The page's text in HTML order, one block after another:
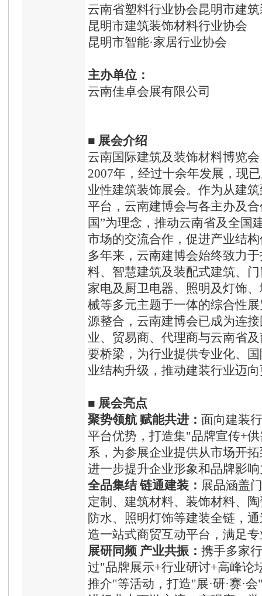
云南省塑料行业协会昆明市建
昆明市建筑装饰材料行业协会
昆明市智能·家居行业协会
主办单位：
云南佳卓会展有限公司
■ 展会介绍
云南国际建筑及装饰材料博览
2007年，经过十余年发展，现
业性建筑装饰展会。作为从建
平台，云南建博会与各主办及
国”为理念，推动云南省及全国
市场的交流合作，促进产业结
多年来，云南建博会始终致力
料、智慧建筑及装配式建筑、
家电及厨卫电器、照明及灯饰
械等多元主题于一体的综合性
源整合，云南建博会已成为连
业、贸易商、代理商与云南省
要桥梁，为行业提供专业化、
业结构升级，推动建装行业迈
■ 展会亮点
聚势领航 赋能共进： 面向建装
平台优势，打造集"品牌宣传+
系，为参展企业提供从市场开
进一步提升企业形象和品牌影
全品集结 链通建装 ： 展品涵盖
定制、建筑材料、装饰材料、
防水、照明灯饰等建装全链，
造一站式商贸互动平台，满足
展研同频 产业共振： 携手多家
过"品牌展示+行业研讨+高峰论
推介"等活动，打造"展·研·赛·